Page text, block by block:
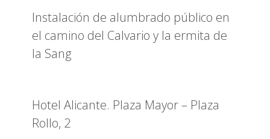
Instalación de alumbrado público en
el camino del Calvario y la ermita de
la Sang
Hotel Alicante. Plaza Mayor – Plaza
Rollo, 2